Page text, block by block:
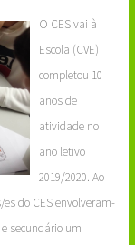
O CES vai à
Escola (CVE)
completou 10
anos de
atividade no
ano letivo
2019/2020. Ao
do CES envolveram-
secundário um